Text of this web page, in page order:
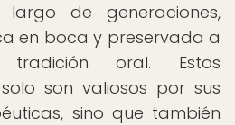
de generaciones,
en boca y preservada a
oral. Estos
son valiosos por sus
sino que también